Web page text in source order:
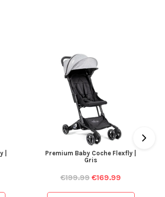
|
Premium Baby Coche Flexfly |
Gris
€199.99 €169.99